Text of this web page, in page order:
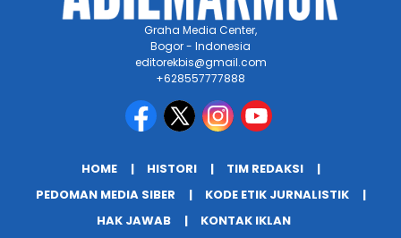
Graha Media Center,
Bogor - Indonesia
editorekbis@gmail.com
+628557777888
HOME HISTORI
TIM REDAKSI
PEDOMAN MEDIA SIBER
KODE ETIK JURNALISTIK
HAK JAWAB
KONTAK IKLAN